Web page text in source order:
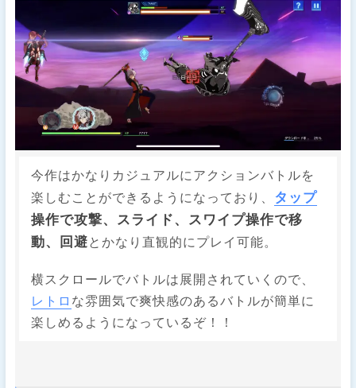
今作はかなりカジュアルにアクションバトルを
楽しむことができるようになっており、 タップ
操作で攻撃、スライド、スワイプ操作で移
動、回避とかなり直観的にプレイ可能。
横スクロールでバトルは展開されていくので、
レトロ な雰囲気で爽快感のあるバトルが簡単に
楽しめるようになっているぞ！！